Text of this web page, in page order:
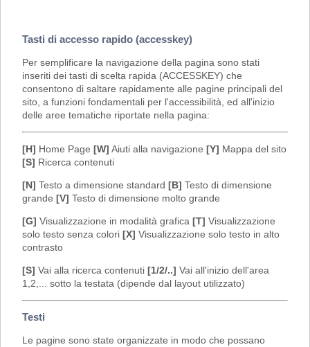
Tasti di accesso rapido (accesskey)
Per semplificare la navigazione della pagina sono stati
inseriti dei tasti di scelta rapida (ACCESSKEY) che
consentono di saltare rapidamente alle pagine principali del
sito, a funzioni fondamentali per l'accessibilità, ed all'inizio
delle aree tematiche riportate nella pagina:
[H] Home Page [W] Aiuti alla navigazione [Y] Mappa del sito
[S] Ricerca contenuti
[N] Testo a dimensione standard [B] Testo di dimensione
grande [V] Testo di dimensione molto grande
[G] Visualizzazione in modalità grafica [T] Visualizzazione
solo testo senza colori [X] Visualizzazione solo testo in alto
contrasto
[S] Vai alla ricerca contenuti [1/2/..] Vai all'inizio dell'area
1,2,... sotto la testata (dipende dal layout utilizzato)
Testi
Le pagine sono state organizzate in modo che possano